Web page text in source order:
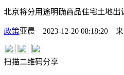
北京将分用途明确商品住宅土地出
政策亚晨 2023-12-20 08:18:20 来
扫描二维码分享